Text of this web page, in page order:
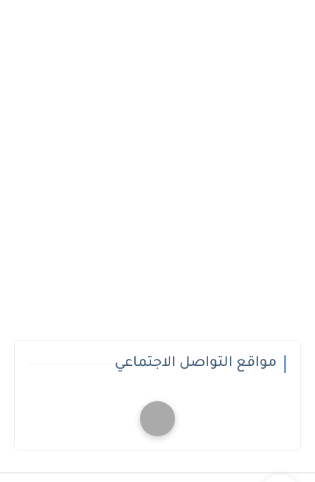
مواقع التواصل الاجتماعي